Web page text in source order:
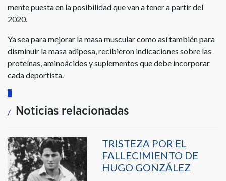
mente puesta en la posibilidad que van a tener a partir del
2020.
Ya sea para mejorar la masa muscular como así también para
disminuir la masa adiposa, recibieron indicaciones sobre las
proteínas, aminoácidos y suplementos que debe incorporar
cada deportista.
Noticias relacionadas
TRISTEZA POR EL
FALLECIMIENTO DE
HUGO GONZÁLEZ